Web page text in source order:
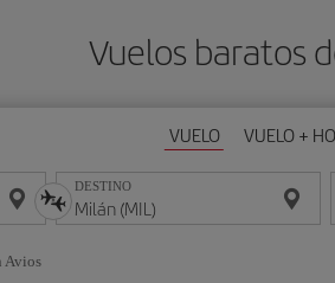
Vuelos baratos
VUELO VUELO +
DESTINO
Avios